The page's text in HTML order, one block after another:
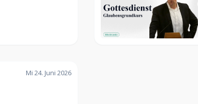
Mi 24. Juni 2026